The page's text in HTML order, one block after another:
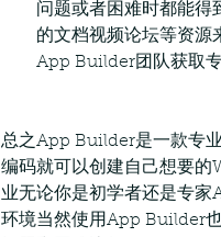
问题或者困难时都能
的文档视频论坛等资源
App Builder团队获取
总之App Builder是一款专
编码就可以创建自己想要的
业无论你是初学者还是专
环境当然使用App Builder